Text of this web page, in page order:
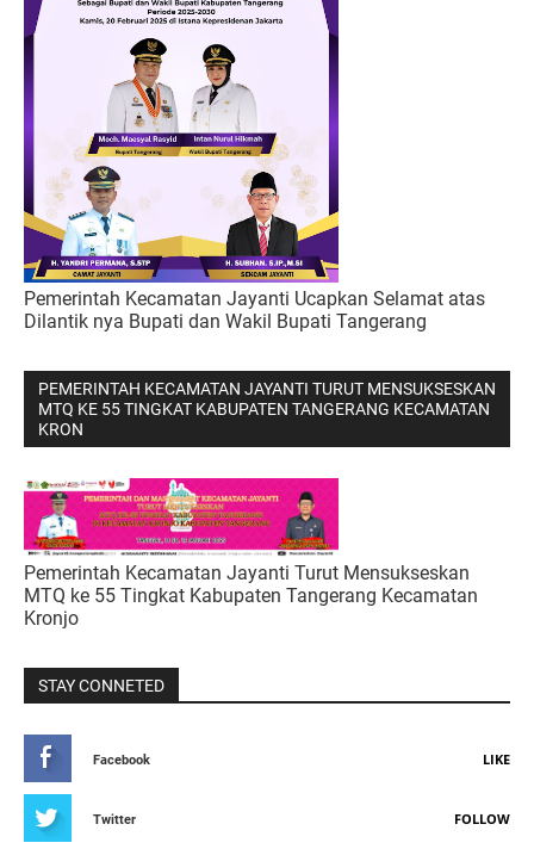
Pemerintah Kecamatan Jayanti Ucapkan Selamat atas
Dilantik nya Bupati dan Wakil Bupati Tangerang
PEMERINTAH KECAMATAN JAYANTI TURUT MENSUKSESKAN
MTQ KE 55 TINGKAT KABUPATEN TANGERANG KECAMATAN
KRON
Pemerintah Kecamatan Jayanti Turut Mensukseskan
MTQ ke 55 Tingkat Kabupaten Tangerang Kecamatan
Kronjo
STAY CONNETED
Facebook LIKE
Twitter FOLLOW